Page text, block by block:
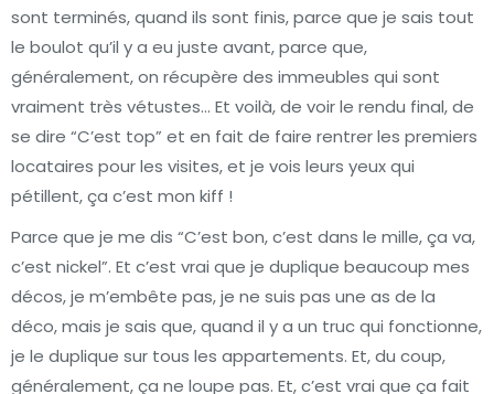
sont terminés, quand ils sont finis, parce que je sais tout
le boulot qu’il y a eu juste avant, parce que,
généralement, on récupère des immeubles qui sont
vraiment très vétustes… Et voilà, de voir le rendu final, de
se dire “C’est top” et en fait de faire rentrer les premiers
locataires pour les visites, et je vois leurs yeux qui
pétillent, ça c’est mon kiff !
Parce que je me dis “C’est bon, c’est dans le mille, ça va,
c’est nickel”. Et c’est vrai que je duplique beaucoup mes
décos, je m’embête pas, je ne suis pas une as de la
déco, mais je sais que, quand il y a un truc qui fonctionne,
je le duplique sur tous les appartements. Et, du coup,
généralement, ça ne loupe pas. Et, c’est vrai que ça fait